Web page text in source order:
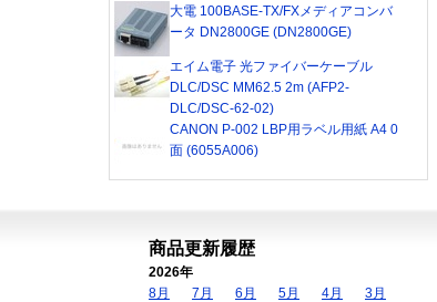
大電 100BASE-TX/FXメディアコンバ
ータ DN2800GE (DN2800GE)
エイム電子 光ファイバーケーブル
DLC/DSC MM62.5 2m (AFP2-
DLC/DSC-62-02)
CANON P-002 LBP用ラベル用紙 A4 0
面 (6055A006)
商品更新履歴
2026年
8月
7月 6月 5月 4月
3月